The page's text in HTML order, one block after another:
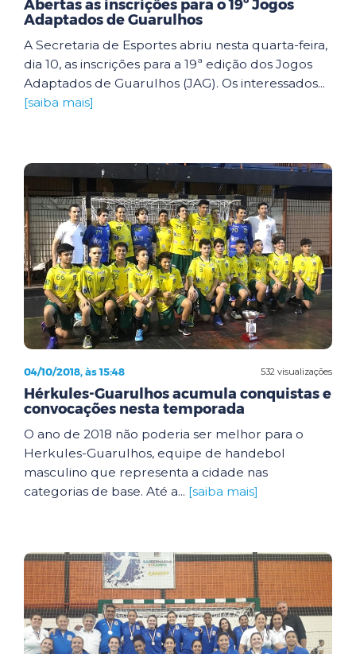
Abertas as inscrições para o 19º Jogos
Adaptados de Guarulhos
A Secretaria de Esportes abriu nesta quarta-feira,
dia 10, as inscrições para a 19ª edição dos Jogos
Adaptados de Guarulhos (JAG). Os interessados...
[saiba mais]
532 visualizações
04/10/2018, às 15:48
Hérkules-Guarulhos acumula conquistas e
convocações nesta temporada
O ano de 2018 não poderia ser melhor para o
Herkules-Guarulhos, equipe de handebol
masculino que representa a cidade nas
categorias de base. Até a... [saiba mais]